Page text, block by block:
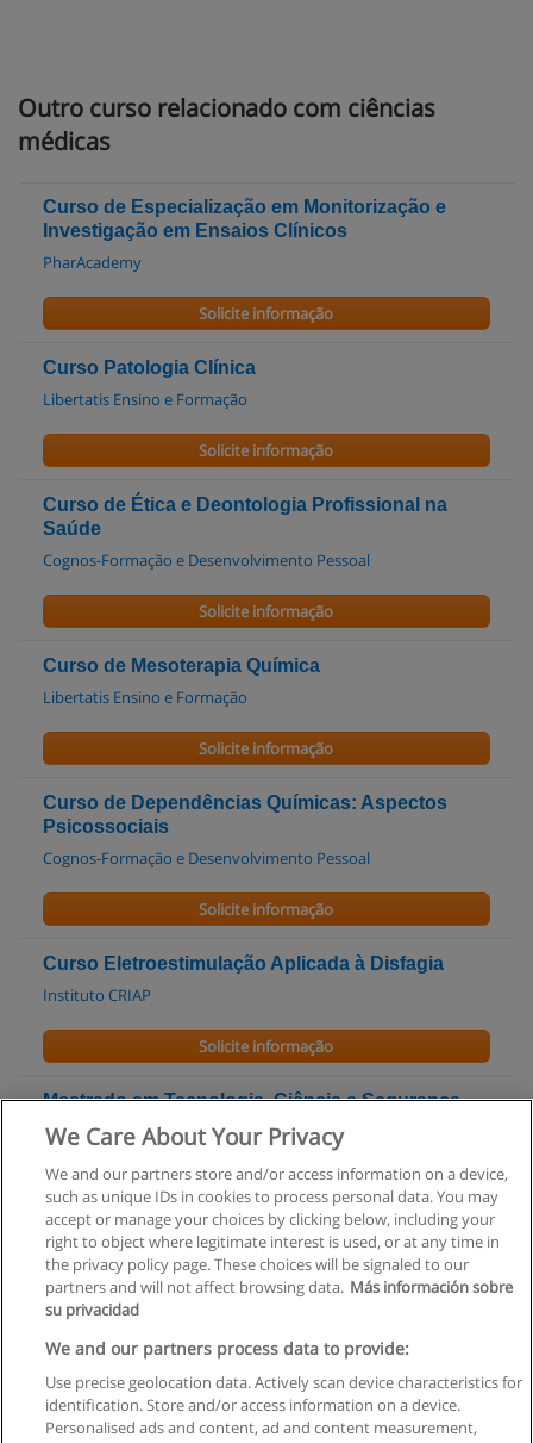
Outro curso relacionado com ciências
médicas
Curso de Especialização em Monitorização e
Investigação em Ensaios Clínicos
PharAcademy
Solicite informação
Curso Patologia Clínica
Libertatis Ensino e Formação
Solicite informação
Curso de Ética e Deontologia Profissional na
Saúde
Cognos-Formação e Desenvolvimento Pessoal
Solicite informação
Curso de Mesoterapia Química
Libertatis Ensino e Formação
Solicite informação
Curso de Dependências Químicas: Aspectos
Psicossociais
Cognos-Formação e Desenvolvimento Pessoal
Solicite informação
Curso Eletroestimulação Aplicada à Disfagia
Instituto CRIAP
Solicite informação
Mestrado em Tecnologia, Ciência e Segurança
Alimentar
Solicite informação
Regras de uso
Privacidade de dados
Entrar em contato com Educaedu
We Care About Your Privacy
We and our partners store and/or access information on a device,
such as unique IDs in cookies to process personal data. You may
accept or manage your choices by clicking below, including your
right to object where legitimate interest is used, or at any time in
the privacy policy page. These choices will be signaled to our
partners and will not affect browsing data. Más información sobre
su privacidad
We and our partners process data to provide:
Use precise geolocation data. Actively scan device characteristics for
identification. Store and/or access information on a device.
Personalised ads and content, ad and content measurement,